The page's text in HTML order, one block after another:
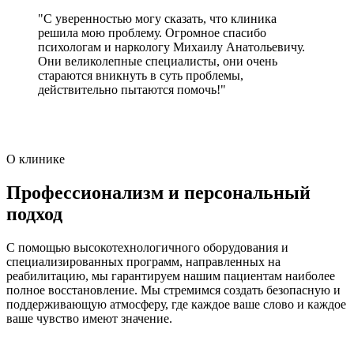
"С уверенностью могу сказать, что клиника
решила мою проблему. Огромное спасибо
психологам и наркологу Михаилу Анатольевичу.
Они великолепные специалисты, они очень
стараются вникнуть в суть проблемы,
действительно пытаются помочь!"
О клинике
Профессионализм и персональный
подход
С помощью высокотехнологичного оборудования и
специализированных программ, направленных на
реабилитацию, мы гарантируем нашим пациентам наиболее
полное восстановление. Мы стремимся создать безопасную и
поддерживающую атмосферу, где каждое ваше слово и каждое
ваше чувство имеют значение.